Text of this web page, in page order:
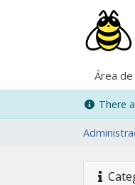
Área
There